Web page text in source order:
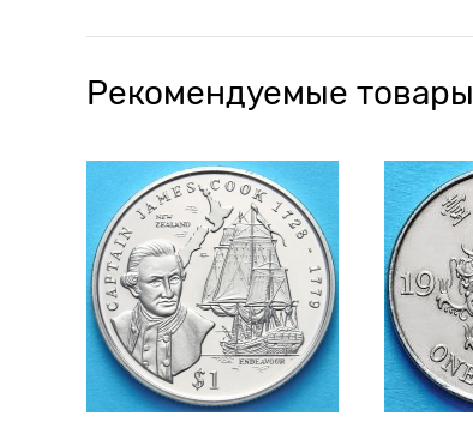
Рекомендуемые товары